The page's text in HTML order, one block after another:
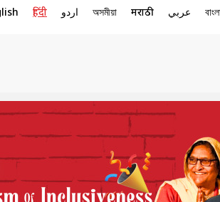
हिंदी اردو অসমীয়া मराठी عربي